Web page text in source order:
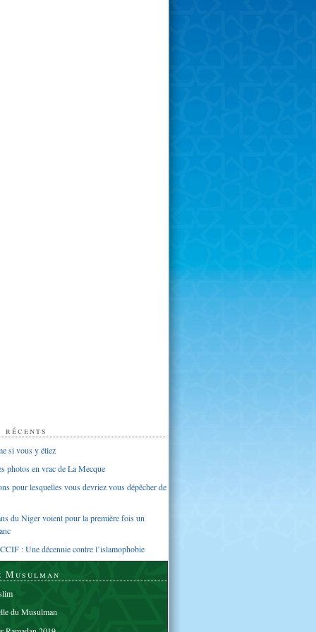
si vous y étiez
photos en vrac de La Mecque
pour lesquelles vous devriez vous dépêcher de
du Niger voient pour la première fois un
: Une décennie contre l’islamophobie
Musulman
du Musulman